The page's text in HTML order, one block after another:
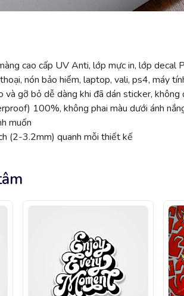
cao cấp UV Anti, lớp mực in, lớp decal
nón bảo hiểm, laptop, vali, ps4, máy
và gỡ bỏ dễ dàng khi đã dán sticker,
100%, không phai màu dưới ánh
muốn
(2-3.2mm) quanh mỗi thiết kế